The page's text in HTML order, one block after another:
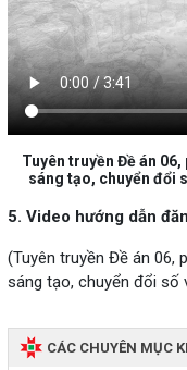
Tuyên truyền Đề án
sáng tạo, chuyển đổi
5. Video hướng dẫn
(Tuyên truyền Đề án 06,
sáng tạo, chuyển đổi số
CÁC CHUYÊN MỤC